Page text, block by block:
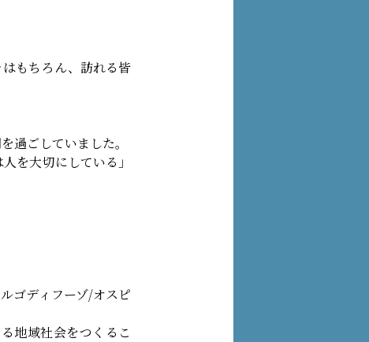
もちろん、訪れる皆
過ごしていました。
を大切にしている」
ゴディフーゾ/オスピ
地域社会をつくるこ